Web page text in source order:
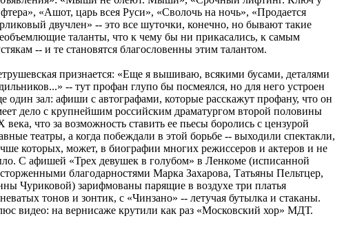
«Ашот, царь всея Руси», «Сволочь на ночь», «Продается
двучлен» -- это все шуточки, конечно, но бывают такие
таланты, что к чему бы ни прикасались, к самым
-- и те становятся благословенны этим талантом.
признается: «Еще я вышиваю, всякими бусами, деталями
-- тут профан глупо бы посмеялся, но для него устроен
один зал: афиши с автографами, которые расскажут профану, что он
дело с крупнейшим российским драматургом второй половины
века, что за возможность ставить ее пьесы боролись с цензурой
театры, а когда побеждали в этой борьбе -- выходили спектакли,
которых, может, в биографии многих режиссеров и актеров и не
С афишей «Трех девушек в голубом» в Ленкоме (исписанной
благодарностями Марка Захарова, Татьяны Пельтцер,
Чуриковой) зарифмованы парящие в воздухе три платья
тонов и зонтик, с «Чинзано» -- летучая бутылка и стаканы.
видео: на вернисаже крутили как раз «Московский хор» МДТ.